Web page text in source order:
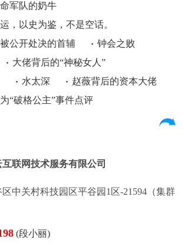
军队的奶牛
，以史为鉴，不是空话。
公开处决的首辅
钟会之败
大佬背后的“神秘女人”
水太深
赵薇背后的资本大佬
“破格公主”事件点评
联网技术服务有限公司
中关村科技园区平谷园1区-21594（集群
(段小丽)